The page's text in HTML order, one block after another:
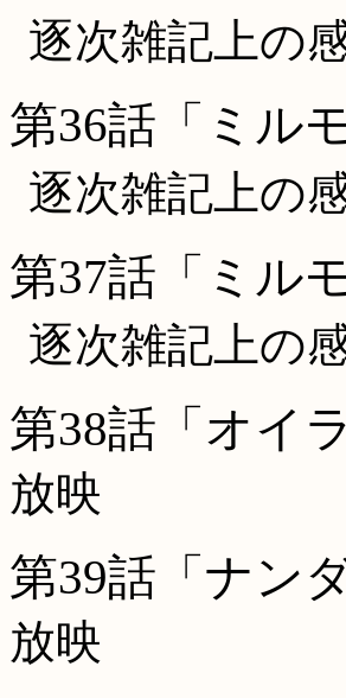
逐次雑記上の
第36話「ミル
逐次雑記上の
第37話「ミル
逐次雑記上の
第38話「オイ
放映
第39話「ナン
放映